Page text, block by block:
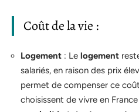
Coût de la vie :
Logement : Le logement
salariés, en raison des prix
permet de compenser ce
choisissent de vivre en